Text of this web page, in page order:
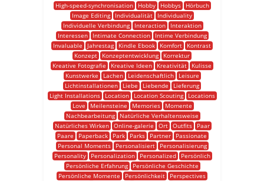
High-speed-synchronisation
Hobby Hobbys
Hörbuch
Image Editing
Individualität
Individuality
Individuelle Verbindung
Interaction
Interaktion
Interessen
Intimate Connection
Intime Verbindung
Invaluable
Jahrestag Kindle Ebook Komfort
Kontrast
Konzept
Konzeptentwicklung
Korrektur
Kreative Fotografie
Kreative Ideen Kreativität
Kulisse
Kunstwerke
Lachen Leidenschaftlich
Leisure
Lichtinstallationen
Liebe Liebende
Lieferung
Light Installations
Location Location Scouting
Locations
Love
Meilensteine Memories
Momente
Nachbearbeitung
Natürliche Verhaltensweise
Natürliches Wirken
Online-galerie Ort Outfits
Paar
Paare
Paperback Park Parks Partner
Passionate
Personal Moments
Personalisiert
Personalisierung
Personality
Personalization Personalized
Persönlich
Persönliche Erfahrung
Persönliche Geschichte
Persönliche Momente
Persönlichkeit
Perspectives